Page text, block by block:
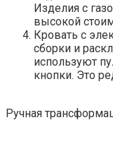
Изделия с
высокой
Кровать с
сборки и
используют
кнопки. Это
Ручная